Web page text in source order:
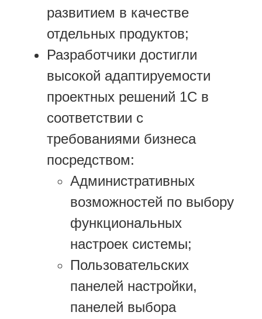
развитием в качестве
отдельных продуктов;
Разработчики достигли
высокой адаптируемости
проектных решений 1С в
соответствии с
требованиями бизнеса
посредством:
Административных
возможностей по выбору
функциональных
настроек системы;
Пользовательских
панелей настройки,
панелей выбора